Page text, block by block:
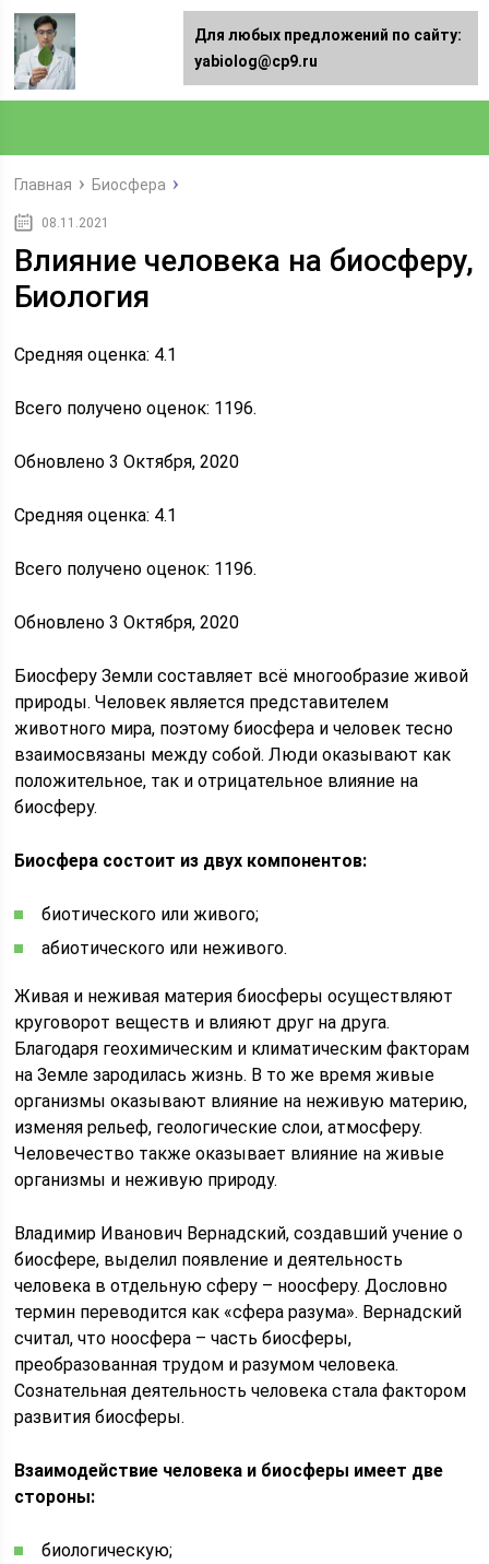
Главная Биосфера
08.11.2021
Влияние человека на биосферу,
Биология
Средняя оценка: 4.1
Всего получено оценок: 1196.
Обновлено 3 Октября, 2020
Средняя оценка: 4.1
Всего получено оценок: 1196.
Обновлено 3 Октября, 2020
Биосферу Земли составляет всё многообразие живой
природы. Человек является представителем
животного мира, поэтому биосфера и человек тесно
взаимосвязаны между собой. Люди оказывают как
положительное, так и отрицательное влияние на
биосферу.
Биосфера состоит из двух компонентов:
биотического или живого;
абиотического или неживого.
Живая и неживая материя биосферы осуществляют
круговорот веществ и влияют друг на друга.
Благодаря геохимическим и климатическим факторам
на Земле зародилась жизнь. В то же время живые
организмы оказывают влияние на неживую материю,
изменяя рельеф, геологические слои, атмосферу.
Человечество также оказывает влияние на живые
организмы и неживую природу.
Владимир Иванович Вернадский, создавший учение о
биосфере, выделил появление и деятельность
человека в отдельную сферу – ноосферу. Дословно
термин переводится как «сфера разума». Вернадский
считал, что ноосфера – часть биосферы,
преобразованная трудом и разумом человека.
Сознательная деятельность человека стала фактором
развития биосферы.
Взаимодействие человека и биосферы имеет две
стороны:
биологическую;
Для любых предложений по сайту:
yabiolog@cp9.ru